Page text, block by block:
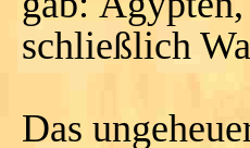
schließlich
Das